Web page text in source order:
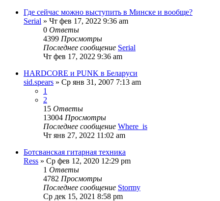
Где сейчас можно выступить в Минске и вообще?
Serial » Чт фев 17, 2022 9:36 am
0 Ответы
4399 Просмотры
Последнее сообщение Serial
Чт фев 17, 2022 9:36 am
HARDCORE и PUNK в Беларуси
sid.spears » Ср янв 31, 2007 7:13 am
1
2
15 Ответы
13004 Просмотры
Последнее сообщение Where_is
Чт янв 27, 2022 11:02 am
Ботсванская гитарная техника
Ress » Ср фев 12, 2020 12:29 pm
1 Ответы
4782 Просмотры
Последнее сообщение Stormy
Ср дек 15, 2021 8:58 pm